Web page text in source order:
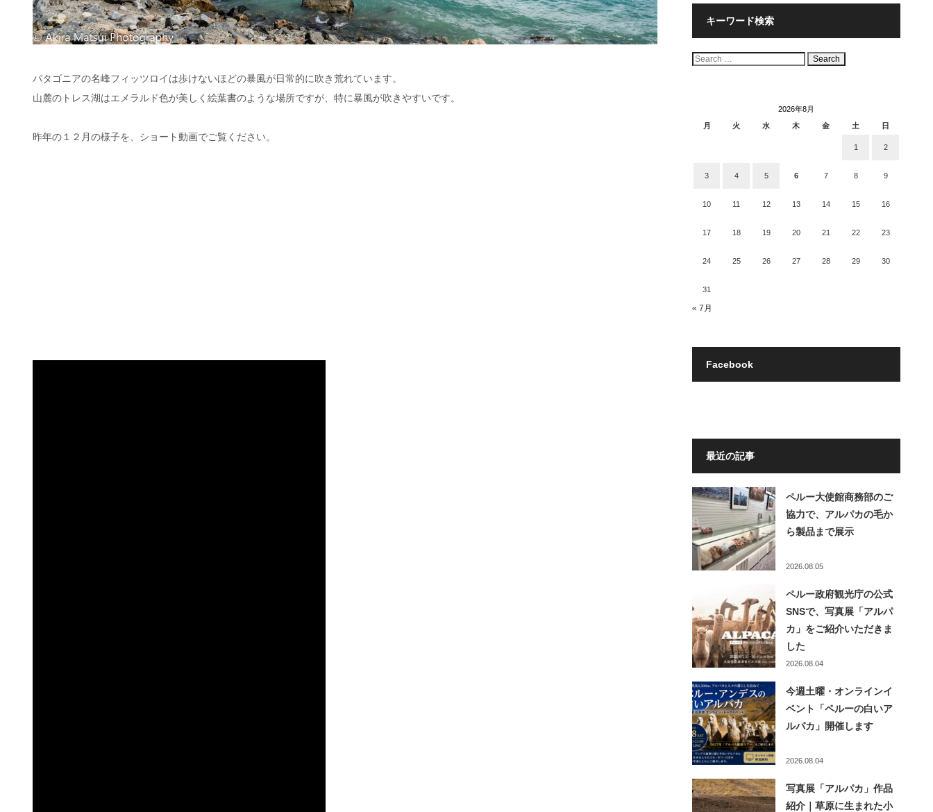
パタゴニアの名峰フィッツロイは歩けないほどの暴風が日常的に吹き荒れています。
山麓のトレス湖はエメラルド色が美しく絵葉書のような場所ですが、特に暴風が吹きやすいです。
昨年の１２月の様子を、ショート動画でご覧ください。
キーワード検索
検
索:
2026年8月
月
火 水 木 金 土 日
1 2
3 4 5 6 7 8 9
10 11 12 13 14 15 16
17 18 19 20 21 22 23
24 25 26 27 28 29 30
31
« 7月
Facebook
最近の記事
ペルー大使館商務部のご
協力で、アルパカの毛か
ら製品まで展示
2026.08.05
ペルー政府観光庁の公式
SNSで、写真展「アルパ
カ」をご紹介いただきま
した
2026.08.04
今週土曜・オンラインイ
ベント「ペルーの白いア
ルパカ」開催します
2026.08.04
写真展「アルパカ」作品
紹介｜草原に生まれた小